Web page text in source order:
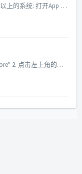
以下是取消订阅的方法: 设备为IOS 12及以上的系统: 打开App Store 点击账户头像 点击 "管理订阅" 选择 "Bonheur de lire", 查看您的订阅信息或者取消订阅. 设备为其他 IOS 系统: 打开设备中的&...
以下是取消订阅的方法: 1. 打开 "Play Store" 2. 点击左上角的图标(三条横线) 3. 选择 "订阅" 4. 选择 "Bonheur de lire"，取消订阅